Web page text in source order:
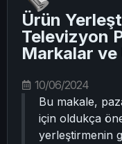
Ürün
Televizyon
Markalar
10/06/2024
Bu makale,
için oldukça
yerleştirmenin